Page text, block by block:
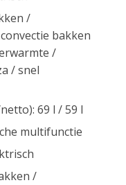
/
bakken
/
/ snel
69 l / 59 l
multifunctie
/